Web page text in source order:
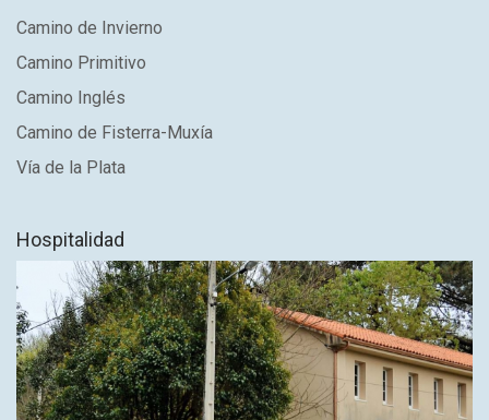
Camino de Invierno
Camino Primitivo
Camino Inglés
Camino de Fisterra-Muxía
Vía de la Plata
Hospitalidad